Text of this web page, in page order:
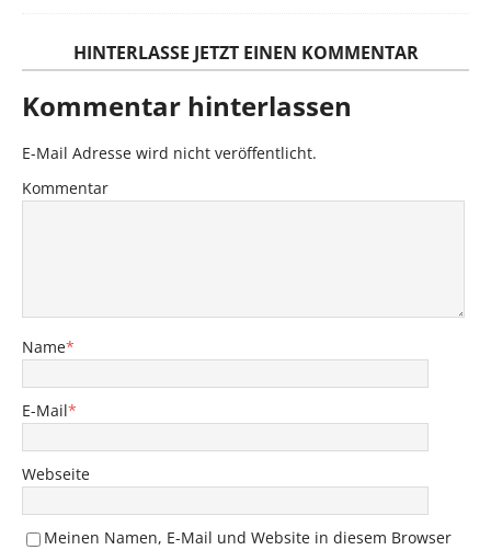
HINTERLASSE JETZT EINEN KOMMENTAR
Kommentar hinterlassen
E-Mail Adresse wird nicht veröffentlicht.
Kommentar
Name*
E-Mail*
Webseite
Meinen Namen, E-Mail und Website in diesem Browser